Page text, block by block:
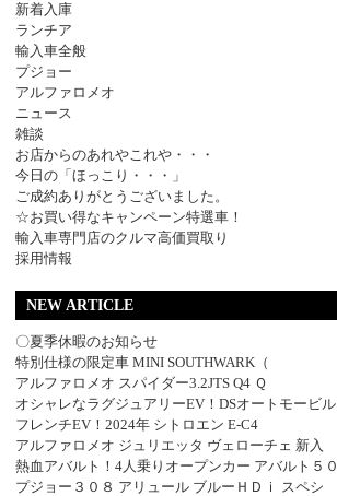
新着入庫
ランチア
輸入車全般
プジョー
アルファロメオ
ニュース
雑談
お店からのあれやこれや・・・
今日の「ほっこり・・・」
ご成約ありがとうございました。
☆お買い得なキャンペーン特選車！
輸入車専門店のクルマ高価買取り
採用情報
NEW ARTICLE
〇夏季休暇のお知らせ
特別仕様の限定車 MINI SOUTHWARK（
アルファロメオ スパイダー3.2JTS Q4 Ｑ
オシャレなラグジュアリーEV！DSオートモービル
フレンチEV！2024年 シトロエン E-C4
アルファロメオ ジュリエッタ ヴェローチェ 新入
熱血アバルト！4人乗りオープンカー アバルト５０
プジョー３０８ アリュール ブルーＨＤｉ スペシ